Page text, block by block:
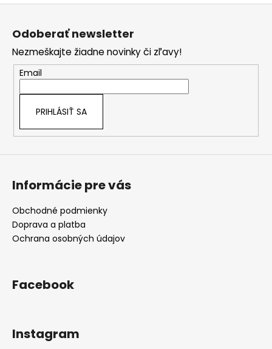
Z
Odoberať newsletter
Nezmeškajte žiadne novinky či zľavy!
Email
PRIHLÁSIŤ SA
Informácie pre vás
Obchodné podmienky
Doprava a platba
Ochrana osobných údajov
Facebook
Instagram